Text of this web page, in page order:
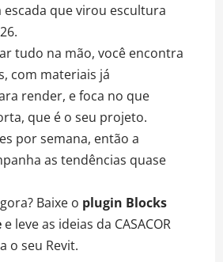
que virou escultura
tudo na mão, você encontra
com materiais já
render, e foca no que
que é o seu projeto.
por semana, então a
as tendências quase
Baixe o plugin Blocks
e leve as ideias da CASACOR
o seu Revit.